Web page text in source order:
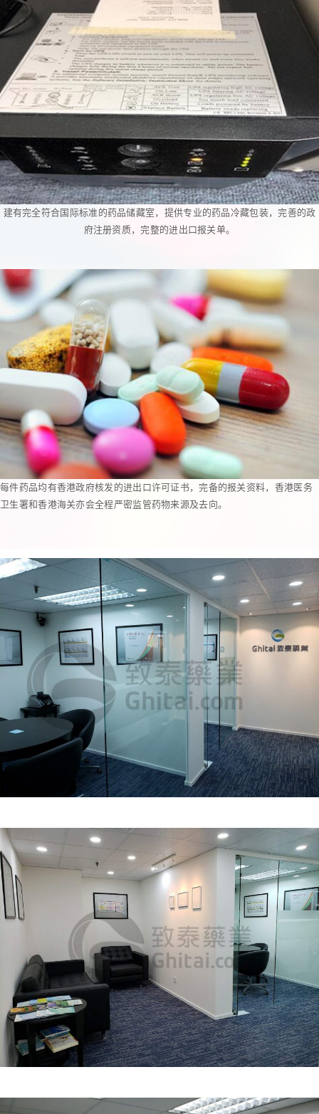
建有完全符合国际标准的药品储藏室，提供专业的药品冷藏包装，完善的政
府注册资质，完整的进出口报关单。
每件药品均有香港政府核发的进出口许可证书，完备的报关资料，香港医务
卫生署和香港海关亦会全程严密监管药物来源及去向。